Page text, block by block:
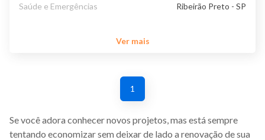
Saúde e Emergências Ribeirão Preto - SP
Ver mais
1
Se você adora conhecer novos projetos, mas está sempre
tentando economizar sem deixar de lado a renovação de sua